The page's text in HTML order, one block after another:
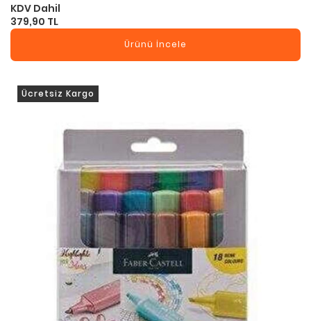
KDV Dahil
379,90 TL
Ürünü İncele
Ücretsiz Kargo